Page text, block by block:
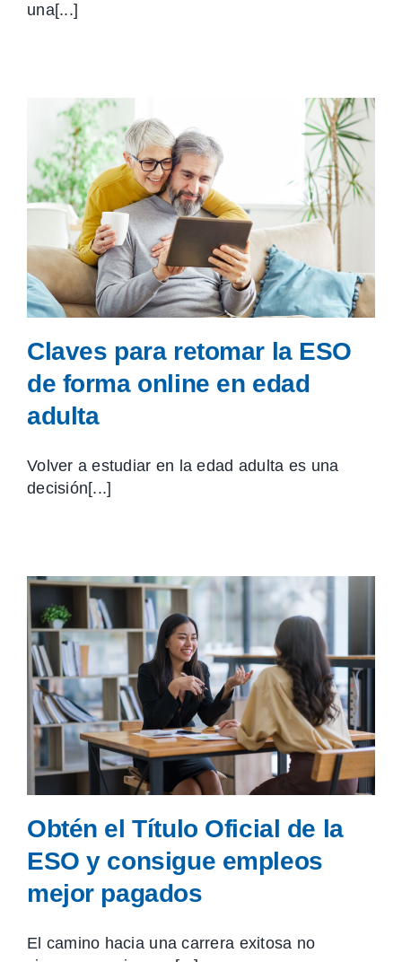
una[...]
Claves para retomar la ESO
de forma online en edad
adulta
Volver a estudiar en la edad adulta es una
decisión[...]
Obtén el Título Oficial de la
ESO y consigue empleos
mejor pagados
El camino hacia una carrera exitosa no